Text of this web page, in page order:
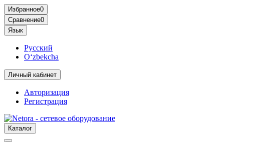
Избранное0
Сравнение0
Язык
Русский
O‘zbekcha
Личный кабинет
Авторизация
Регистрация
Каталог